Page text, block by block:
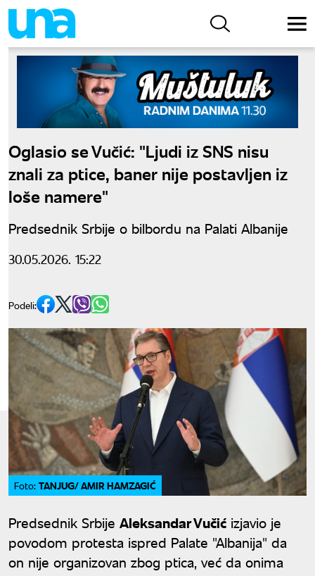
Oglasio se Vučić: "Ljudi iz SNS nisu
znali za ptice, baner nije postavljen iz
loše namere"
Predsednik Srbije o bilbordu na Palati Albanije
30.05.2026. 15:22
Podeli:
Foto: TANJUG/ AMIR HAMZAGIĆ
Predsednik Srbije Aleksandar Vučić izjavio je
povodom protesta ispred Palate "Albanija" da
on nije organizovan zbog ptica, već da onima